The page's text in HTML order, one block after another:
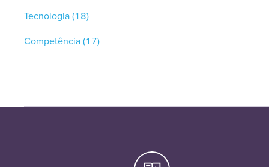
Tecnologia(18)
Competência(17)